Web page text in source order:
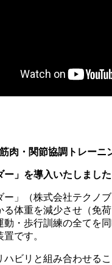
肉・関節協調トレーニ
ー」を導入いたしました
ー」（株式会社テクノ
る体重を減少させ（免
動・歩行訓練の全てを
です。
ハビリと組み合わせる